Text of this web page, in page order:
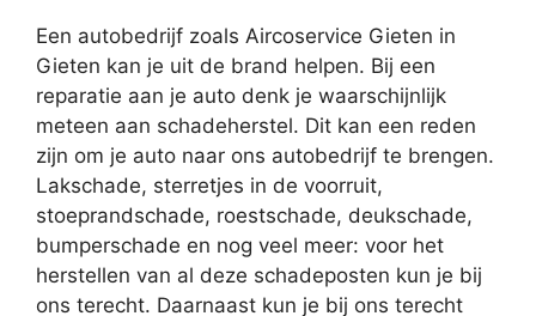
Een autobedrijf zoals Aircoservice Gieten in
Gieten kan je uit de brand helpen. Bij een
reparatie aan je auto denk je waarschijnlijk
meteen aan schadeherstel. Dit kan een reden
zijn om je auto naar ons autobedrijf te brengen.
Lakschade, sterretjes in de voorruit,
stoeprandschade, roestschade, deukschade,
bumperschade en nog veel meer: voor het
herstellen van al deze schadeposten kun je bij
ons terecht. Daarnaast kun je bij ons terecht